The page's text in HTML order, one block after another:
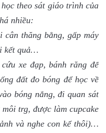
theo sát giáo trình của
nhiều:
thăng bằng, gấp máy
kết quả…
xe đạp, bánh răng để
đất đo bóng để học về
bóng nắng, đi quan sát
trg, được làm cupcake
và nghe con kể thôi)…